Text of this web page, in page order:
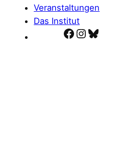
Veranstaltungen
Das Institut
Facebook